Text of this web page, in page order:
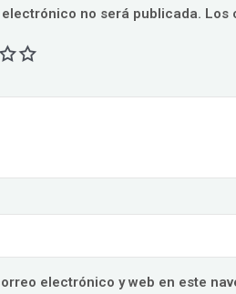
no será publicada. Los
electrónico y web en este